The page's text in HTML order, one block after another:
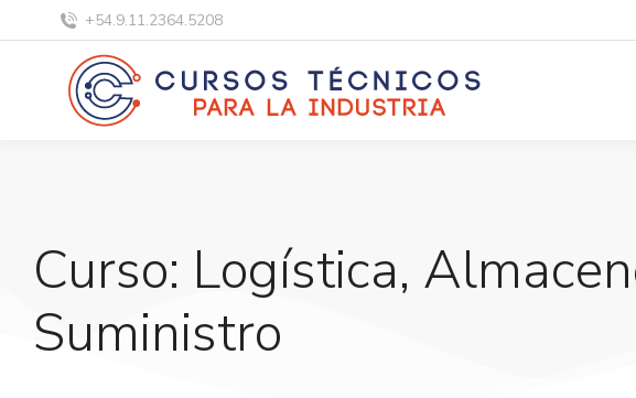
+54.9.11.2364.5208
Curso: Logística,
Suministro